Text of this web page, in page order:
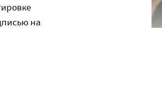
на